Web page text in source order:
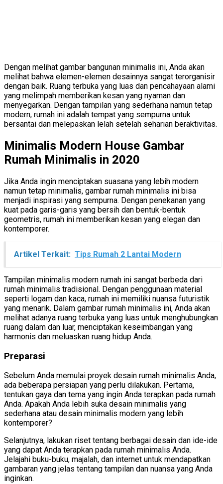
Dengan melihat gambar bangunan minimalis ini, Anda akan
melihat bahwa elemen-elemen desainnya sangat terorganisir
dengan baik. Ruang terbuka yang luas dan pencahayaan alami
yang melimpah memberikan kesan yang nyaman dan
menyegarkan. Dengan tampilan yang sederhana namun tetap
modern, rumah ini adalah tempat yang sempurna untuk
bersantai dan melepaskan lelah setelah seharian beraktivitas.
Minimalis Modern House Gambar
Rumah Minimalis in 2020
Jika Anda ingin menciptakan suasana yang lebih modern
namun tetap minimalis, gambar rumah minimalis ini bisa
menjadi inspirasi yang sempurna. Dengan penekanan yang
kuat pada garis-garis yang bersih dan bentuk-bentuk
geometris, rumah ini memberikan kesan yang elegan dan
kontemporer.
Artikel Terkait: Tips Rumah 2 Lantai Modern
Tampilan minimalis modern rumah ini sangat berbeda dari
rumah minimalis tradisional. Dengan penggunaan material
seperti logam dan kaca, rumah ini memiliki nuansa futuristik
yang menarik. Dalam gambar rumah minimalis ini, Anda akan
melihat adanya ruang terbuka yang luas untuk menghubungkan
ruang dalam dan luar, menciptakan keseimbangan yang
harmonis dan meluaskan ruang hidup Anda.
Preparasi
Sebelum Anda memulai proyek desain rumah minimalis Anda,
ada beberapa persiapan yang perlu dilakukan. Pertama,
tentukan gaya dan tema yang ingin Anda terapkan pada rumah
Anda. Apakah Anda lebih suka desain minimalis yang
sederhana atau desain minimalis modern yang lebih
kontemporer?
Selanjutnya, lakukan riset tentang berbagai desain dan ide-ide
yang dapat Anda terapkan pada rumah minimalis Anda.
Jelajahi buku-buku, majalah, dan internet untuk mendapatkan
gambaran yang jelas tentang tampilan dan nuansa yang Anda
inginkan.